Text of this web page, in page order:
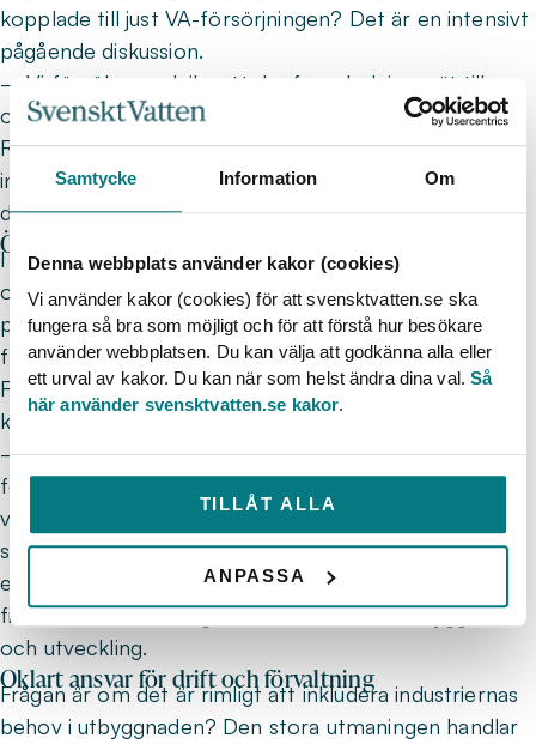
Samtycke Information Om
Denna webbplats använder kakor (cookies)
Vi använder kakor (cookies) för att svensktvatten.se ska
fungera så bra som möjligt och för att förstå hur besökare
använder webbplatsen. Du kan välja att godkänna alla eller
ett urval av kakor. Du kan när som helst ändra dina val.Så
här använder svensktvatten.se kakor.
TILLÅT ALLA
ANPASSA
kopplade till just VA-försörjningen? Det är en intensivt
pågående diskussion.
– Vi försöker undvika att dra fram ledningsnät till
områden vi inte med säkerhet vet ska exploateras.
Risken när en kommun tar på sig rollen att ordna all
infrastruktur är att det sker på bekostnad av annat;
det råder konkurrens om medlen inom en kommun.
Önskan om ändrade legala krav
I princip alla VA-system i Sverige är nyttjade nära max
och behöver byggas ut. Samma sak gäller i Umeå. Här
pågår flera stora projekt för att säkra kommunens
framtida vattenförsörjning, där en utbyggnad av
Forslunda vattenverk och en ny vattentäkt i Vännäs
kommun ska ge invånarna friskt dricksvatten.
– Vi behöver både investera i befintliga anläggningar
för att klara ökade legala krav och öka kapaciteten,
vilket medför stora finansiella utmaningar. Något som
skulle underlätta är om de legala kraven ändras så att
en VA-verksamhet kan generera ett överskott för att
finansiera kontinuerliga underhållsbehov, utbyggnad
och utveckling.
Oklart ansvar för drift och förvaltning
Frågan är om det är rimligt att inkludera industriernas
behov i utbyggnaden? Den stora utmaningen handlar